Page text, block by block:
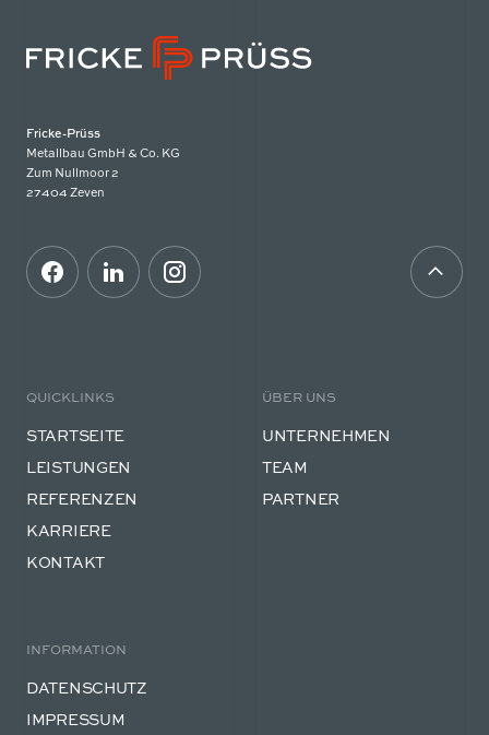
Fricke-Prüss
Metallbau GmbH & Co. KG
Zum Nullmoor 2
27404 Zeven
QUICKLINKS
STARTSEITE
LEISTUNGEN
REFERENZEN
KARRIERE
KONTAKT
ÜBER UNS
UNTERNEHMEN
TEAM
PARTNER
INFORMATION
DATENSCHUTZ
IMPRESSUM